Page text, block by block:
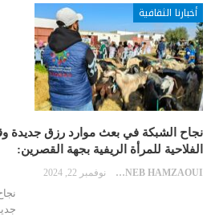
أخبارنا الثقافية
نجاح الشبكة في بعث موارد رزق جديدة
الفلاحية للمرأة الريفية بجهة القصرين:
ZAYNEB HAMZAOUI نوفمبر 22, 2024